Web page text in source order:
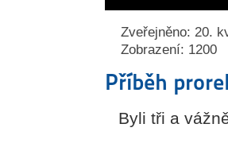
Zveřejněno: 20.
Zobrazení: 1200
Příběh
Byli tři a